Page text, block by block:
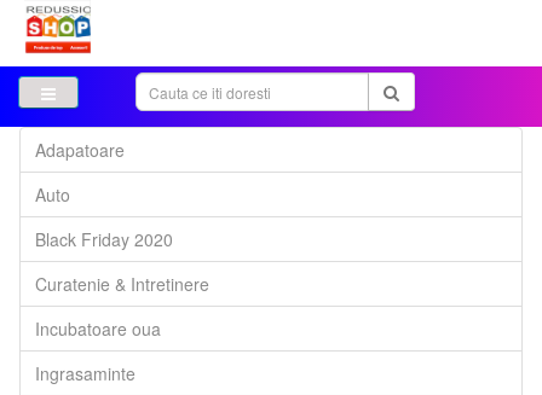
Adapatoare
Auto
Black Friday 2020
Curatenie & Intretinere
Incubatoare oua
Ingrasaminte